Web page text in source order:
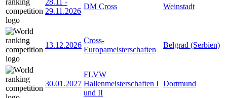
28.11 -
29.11.2026
DM Cross Weinstadt
13.12.2026
Cross-
Europameisterschaften
Belgrad (Serbien)
30.01.2027
FLVW
Hallenmeisterschaften I
und II
Dortmund